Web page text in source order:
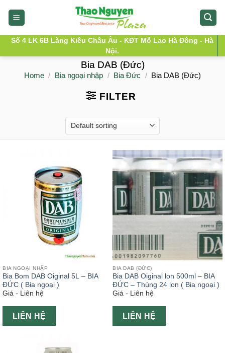
Số 4 LK 6B Làng Kiều Châu Âu - KĐT Mỗ Lao Hà Đông - Hà
Nội.
Bia DAB (Đức)
Home / Bia ngoại nhập / Bia Đức / Bia DAB (Đức)
FILTER
BIA NGOẠI NHẬP
Bia Bom DAB Oiginal 5L – BIA
ĐỨC ( Bia ngoại )
Giá - Liên hệ
LIÊN HỆ
BIA DAB (ĐỨC)
Bia DAB Oiginal lon 500ml – BIA
ĐỨC – Thùng 24 lon ( Bia ngoại )
Giá - Liên hệ
LIÊN HỆ